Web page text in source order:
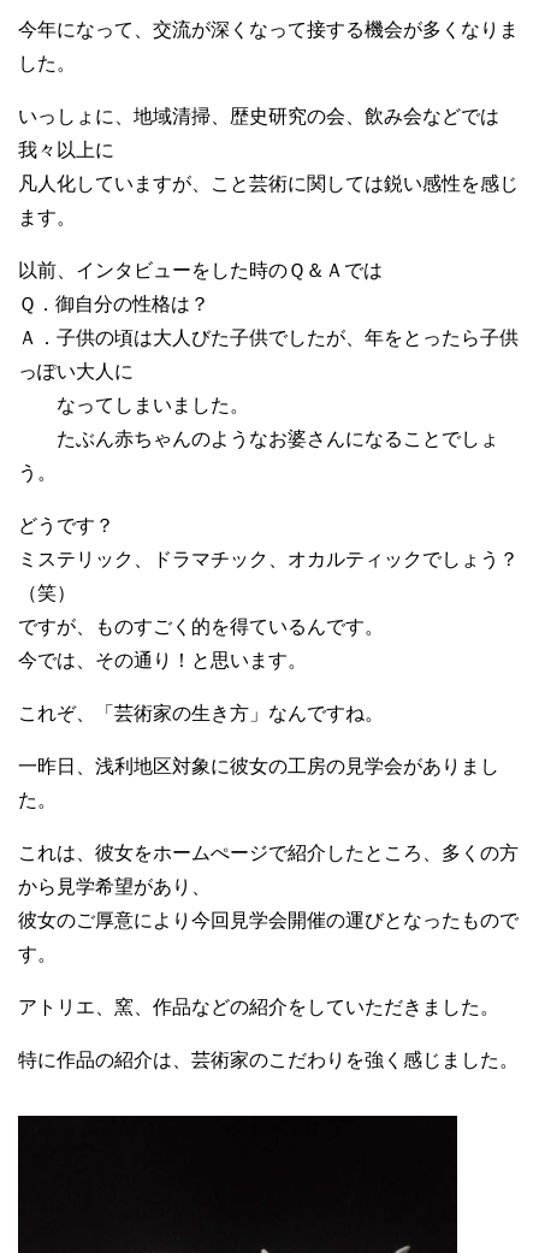
今年になって、交流が深くなって接する機会が多くなりま
した。
いっしょに、地域清掃、歴史研究の会、飲み会などでは
我々以上に
凡人化していますが、こと芸術に関しては鋭い感性を感じ
ます。
以前、インタビューをした時のＱ＆Ａでは
Ｑ．御自分の性格は？
Ａ．子供の頃は大人びた子供でしたが、年をとったら子供
っぽい大人に
なってしまいました。
たぶん赤ちゃんのようなお婆さんになることでしょ
う。
どうです？
ミステリック、ドラマチック、オカルティックでしょう？
（笑）
ですが、ものすごく的を得ているんです。
今では、その通り！と思います。
これぞ、「芸術家の生き方」なんですね。
一昨日、浅利地区対象に彼女の工房の見学会がありまし
た。
これは、彼女をホームぺージで紹介したところ、多くの方
から見学希望があり、
彼女のご厚意により今回見学会開催の運びとなったもので
す。
アトリエ、窯、作品などの紹介をしていただきました。
特に作品の紹介は、芸術家のこだわりを強く感じました。